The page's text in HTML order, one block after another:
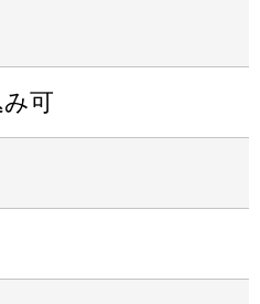
可